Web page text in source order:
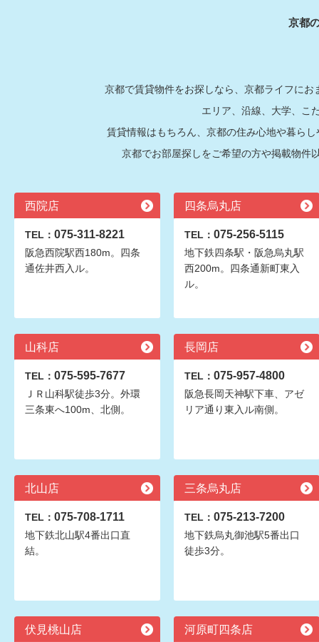
京都
京都で賃貸物件をお探しなら、京都ライフに
エリア、沿線、大学、こ
賃貸情報はもちろん、京都の住み心地や暮ら
京都でお部屋探しをご希望の方や掲載物件
西院店
TEL： 075-311-8221
阪急西院駅西180m。四条
通佐井西入ル。
四条烏丸店
TEL： 075-256-5115
地下鉄四条駅・阪急烏丸駅
西200m。四条通新町東入
ル。
山科店
TEL： 075-595-7677
ＪＲ山科駅徒歩3分。外環
三条東へ100m、北側。
長岡店
TEL： 075-957-4800
阪急長岡天神駅下車、アゼ
リア通り東入ル南側。
北山店
TEL： 075-708-1711
地下鉄北山駅4番出口直
結。
三条烏丸店
TEL： 075-213-7200
地下鉄烏丸御池駅5番出口
徒歩3分。
伏見桃山店 河原町四条店